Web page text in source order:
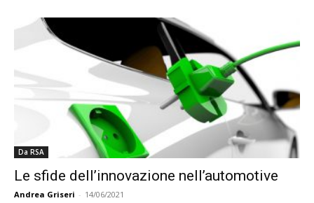
Da RSA
Le sfide dell’innovazione nell’automotive
Andrea Griseri - 14/06/2021